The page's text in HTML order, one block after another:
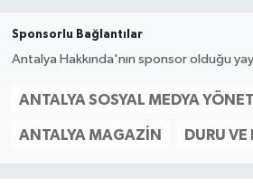
Sponsorlu Bağlantılar
Antalya Hakkında'nın sponsor olduğu
ANTALYA SOSYAL MEDYA
ANTALYA MAGAZIN DURU